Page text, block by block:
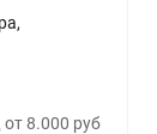
8.000 руб